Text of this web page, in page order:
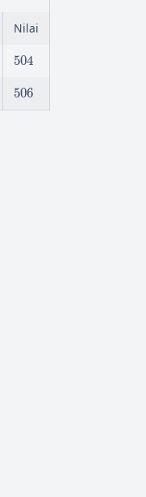
Nilai
504
504
506
506